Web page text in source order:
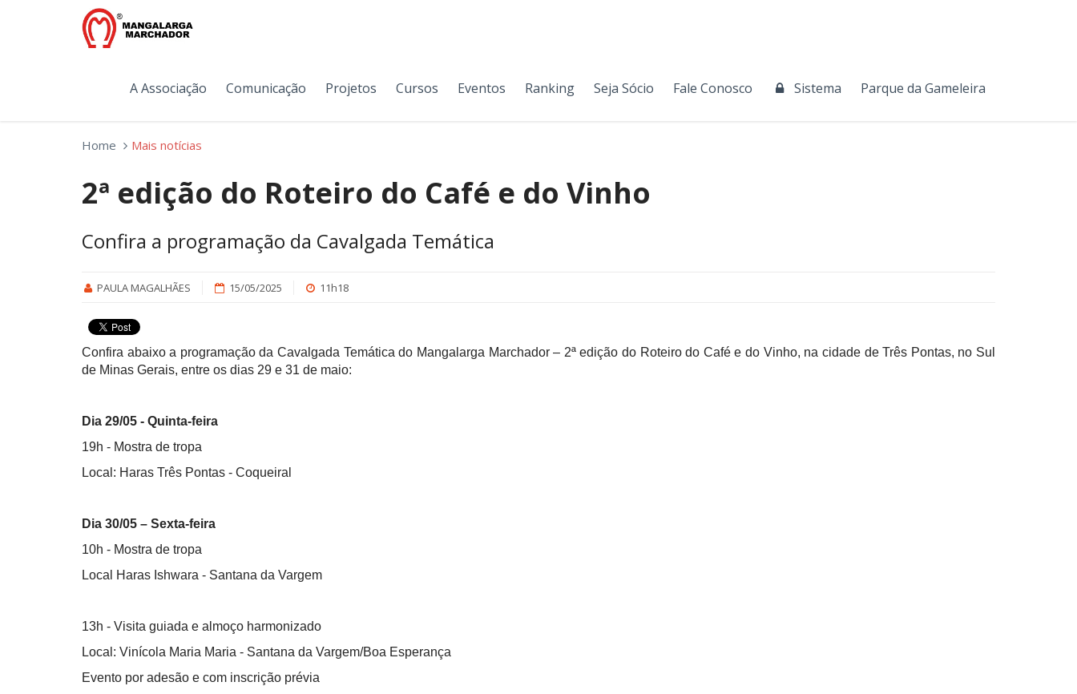
A Associação Comunicação Projetos Cursos Eventos Ranking Seja Sócio Fale Conosco Sistema Parque da Gameleira
Home Mais notícias
2ª edição do Roteiro do Café e do Vinho
Confira a programação da Cavalgada Temática
PAULA MAGALHÃES 15/05/2025 11h18
Confira abaixo a programação da Cavalgada Temática do Mangalarga Marchador – 2ª edição do Roteiro do Café e do Vinho, na cidade de Três Pontas, no Sul
de Minas Gerais, entre os dias 29 e 31 de maio:
Dia 29/05 - Quinta-feira
19h - Mostra de tropa
Local: Haras Três Pontas - Coqueiral
Dia 30/05 – Sexta-feira
10h - Mostra de tropa
Local Haras Ishwara - Santana da Vargem
13h - Visita guiada e almoço harmonizado
Local: Vinícola Maria Maria - Santana da Vargem/Boa Esperança
Evento por adesão e com inscrição prévia